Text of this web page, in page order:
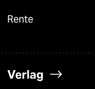
Rente
Verlag